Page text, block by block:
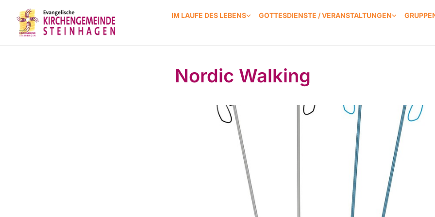
IM LAUFE DES LEBENS GOTTESDIENSTE / VERANSTALTUNGEN
Nordic Walking